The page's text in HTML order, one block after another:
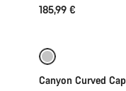
185,99 €
Canyon Curved Cap